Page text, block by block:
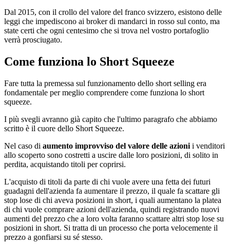
Dal 2015, con il crollo del valore del franco svizzero, esistono delle
leggi che impediscono ai broker di mandarci in rosso sul conto, ma
state certi che ogni centesimo che si trova nel vostro portafoglio
verrà prosciugato.
Come funziona lo Short Squeeze
Fare tutta la premessa sul funzionamento dello short selling era
fondamentale per meglio comprendere come funziona lo short
squeeze.
I più svegli avranno già capito che l'ultimo paragrafo che abbiamo
scritto è il cuore dello Short Squeeze.
Nel caso di aumento improvviso del valore delle azioni i venditori
allo scoperto sono costretti a uscire dalle loro posizioni, di solito in
perdita, acquistando titoli per coprirsi.
L'acquisto di titoli da parte di chi vuole avere una fetta dei futuri
guadagni dell'azienda fa aumentare il prezzo, il quale fa scattare gli
stop lose di chi aveva posizioni in short, i quali aumentano la platea
di chi vuole comprare azioni dell'azienda, quindi registrando nuovi
aumenti del prezzo che a loro volta faranno scattare altri stop lose su
posizioni in short. Si tratta di un processo che porta velocemente il
prezzo a gonfiarsi su sé stesso.